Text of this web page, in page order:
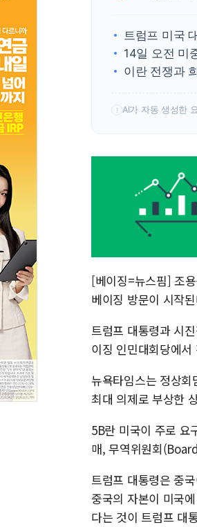
트럼프 미국
14일 오전 미
이란 전쟁과
! AI가 자동 생성한
[베이징=뉴스핌] 조
베이징 방문이 시작
트럼프 대통령과 시
이징 인민대회당에서
뉴욕타임스는 정상
최대 의제로 부상한
5B란 미국이 주로
매, 무역위원회
트럼프 대통령은 중
중국의 자본이 미국
다는 것이 트럼프 대